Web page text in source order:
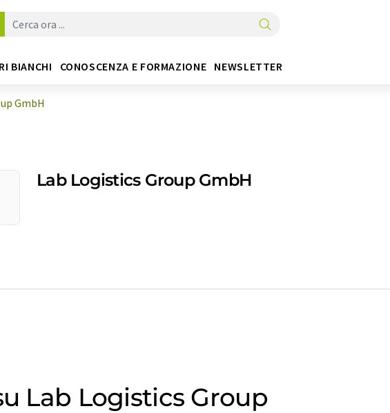
BIANCHI CONOSCENZA E FORMAZIONE NEWSLETTER
GmbH
Lab Logistics Group GmbH
Lab Logistics Group